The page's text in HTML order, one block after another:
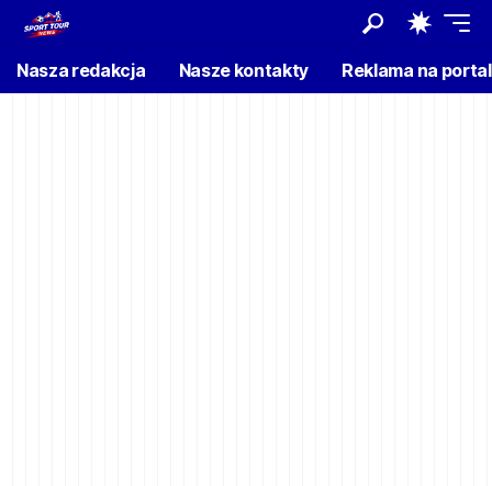
Nasza redakcja Nasze kontakty Reklama na